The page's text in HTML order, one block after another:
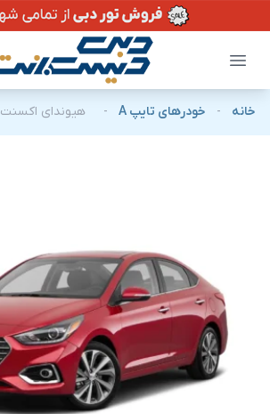
خانه - خودرهای تایپ A - هیوندای اکسنت